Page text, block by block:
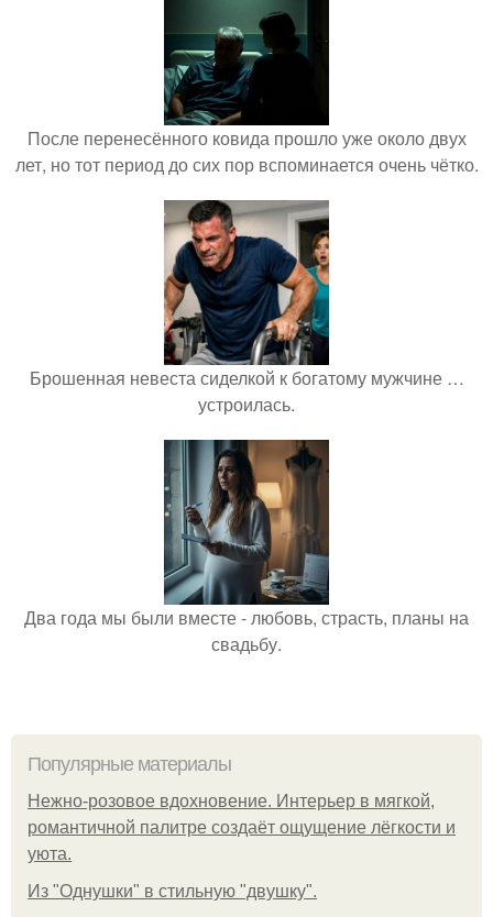
После перенесённого ковида прошло уже около двух
лет, но тот период до сих пор вспоминается очень чётко.
Брошенная невеста сиделкой к богатому мужчине …
устроилась.
Два года мы были вместе - любовь, страсть, планы на
свадьбу.
Популярные материалы
Нежно-розовое вдохновение. Интерьер в мягкой,
романтичной палитре создаёт ощущение лёгкости и
уюта.
Из "Однушки" в стильную "двушку".